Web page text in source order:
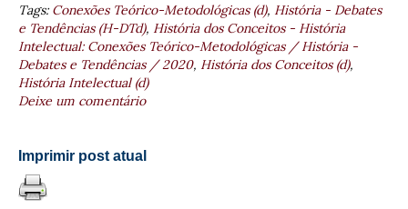
Tags:Conexões Teórico-Metodológicas (d), História - Debates
e Tendências (H-DTd), História dos Conceitos - História
Intelectual: Conexões Teórico-Metodológicas / História -
Debates e Tendências / 2020, História dos Conceitos (d),
História Intelectual (d)
Deixe um comentário
Imprimir post atual